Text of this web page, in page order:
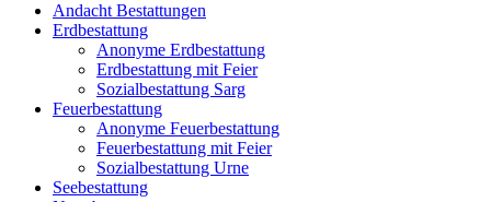
Andacht Bestattungen
Erdbestattung
Anonyme Erdbestattung
Erdbestattung mit Feier
Sozialbestattung Sarg
Feuerbestattung
Anonyme Feuerbestattung
Feuerbestattung mit Feier
Sozialbestattung Urne
Seebestattung